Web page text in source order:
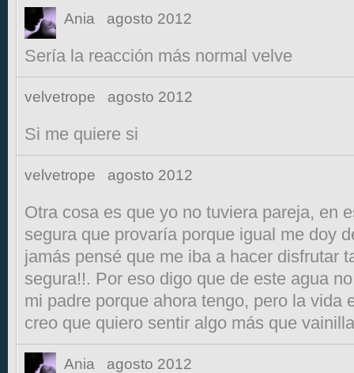
Ania agosto 2012
Sería la reacción más normal velve
velvetrope agosto 2012
Si me quiere si
velvetrope agosto 2012
Otra cosa es que yo no tuviera pareja, en
segura que provaría porque igual me doy
jamás pensé que me iba a hacer disfrutar
segura!!. Por eso digo que de este agua
mi padre porque ahora tengo, pero la vida
creo que quiero sentir algo más que vainilla
Ania agosto 2012